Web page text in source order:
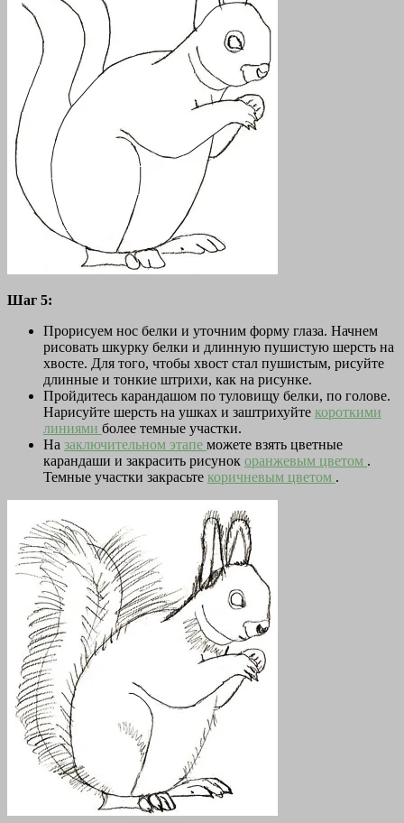
Шаг 5:
Прорисуем нос белки и уточним форму глаза. Начнем
рисовать шкурку белки и длинную пушистую шерсть на
хвосте. Для того, чтобы хвост стал пушистым, рисуйте
длинные и тонкие штрихи, как на рисунке.
Пройдитесь карандашом по туловищу белки, по голове.
Нарисуйте шерсть на ушках и заштрихуйте короткими
линиями более темные участки.
На заключительном этапе можете взять цветные
карандаши и закрасить рисунок оранжевым цветом .
Темные участки закрасьте коричневым цветом .